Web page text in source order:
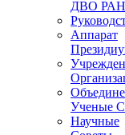
ДВО РАН
Аппарат
Ученые
Научные